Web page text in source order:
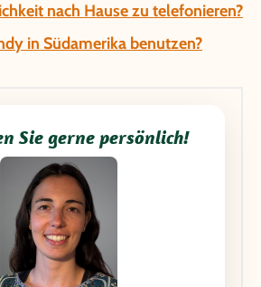
nach Hause zu telefonieren?
in Südamerika benutzen?
Sie gerne persönlich!